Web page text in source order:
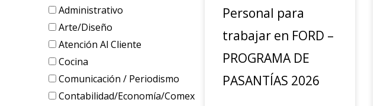
Administrativo
Arte/Diseño
Atención Al Cliente
Cocina
Comunicación / Periodismo
Contabilidad/Economía/Comex
Personal para
trabajar en FORD –
PROGRAMA DE
PASANTÍAS 2026